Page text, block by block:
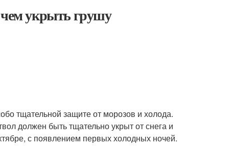
укрыть грушу
тщательной защите от морозов и холода.
должен быть тщательно укрыт от снега и
с появлением первых холодных ночей.